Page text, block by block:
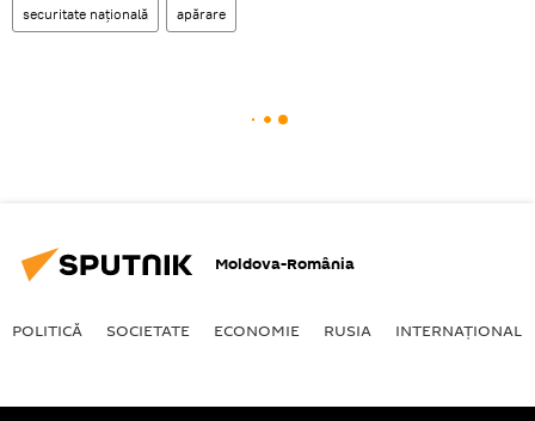
securitate națională apărare
Moldova-România
POLITICĂ SOCIETATE ECONOMIE RUSIA INTERNAŢIONAL